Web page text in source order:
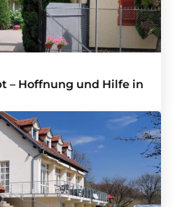
– Hoffnung und Hilfe in